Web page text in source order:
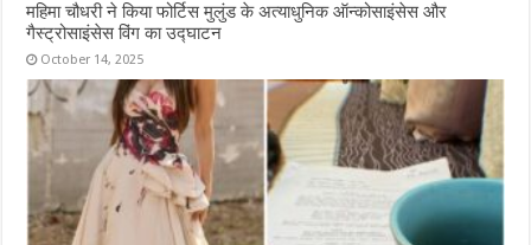
महिमा चौधरी ने किया फोर्टिस मुलुंड के अत्याधुनिक ऑन्कोसाइंसेस और
गैस्ट्रोसाइंसेस विंग का उद्घाटन
October 14, 2025